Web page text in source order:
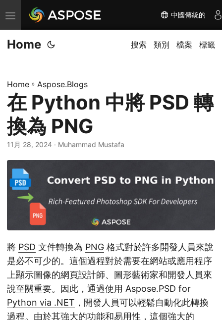
切
换
导
中國傳統的
Home 搜索 類別 檔案 標籤
Home » Aspose.Blogs
在 Python 中將 PSD 轉
換為 PNG
11月 28, 2024 · Muhammad Mustafa
將 PSD 文件轉換為 PNG 格式對於許多開發人員來說
是必不可少的。這個過程對於需要在網站或應用程序
上顯示圖像的網頁設計師、圖形藝術家和開發人員來
說至關重要。因此，通過使用 Aspose.PSD for
Python via .NET ，開發人員可以輕鬆自動化此轉換
過程。由於其強大的功能和易用性，這個強大的